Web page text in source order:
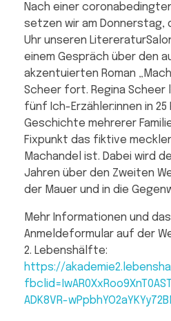
Nach einer
setzen wir am Donnerstag,
Uhr unseren
einem Gespräch über den
akzentuierten Roman
Scheer fort. Regina Scheer
fünf Ich-Erzähler:innen in 25
Geschichte mehrerer
Fixpunkt das fiktive
Machandel ist. Dabei wird
Jahren über den Zweiten
der Mauer und in die
Mehr Informationen und
Anmeldeformular auf der
2. Lebenshälfte:
https://
ADK8VR-